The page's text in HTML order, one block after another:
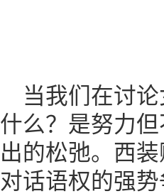
当我们在讨
什么？是努力
出的松弛。西
对话语权的强